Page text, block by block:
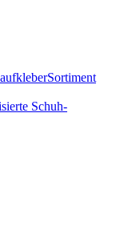
Sortiment
Schuh-